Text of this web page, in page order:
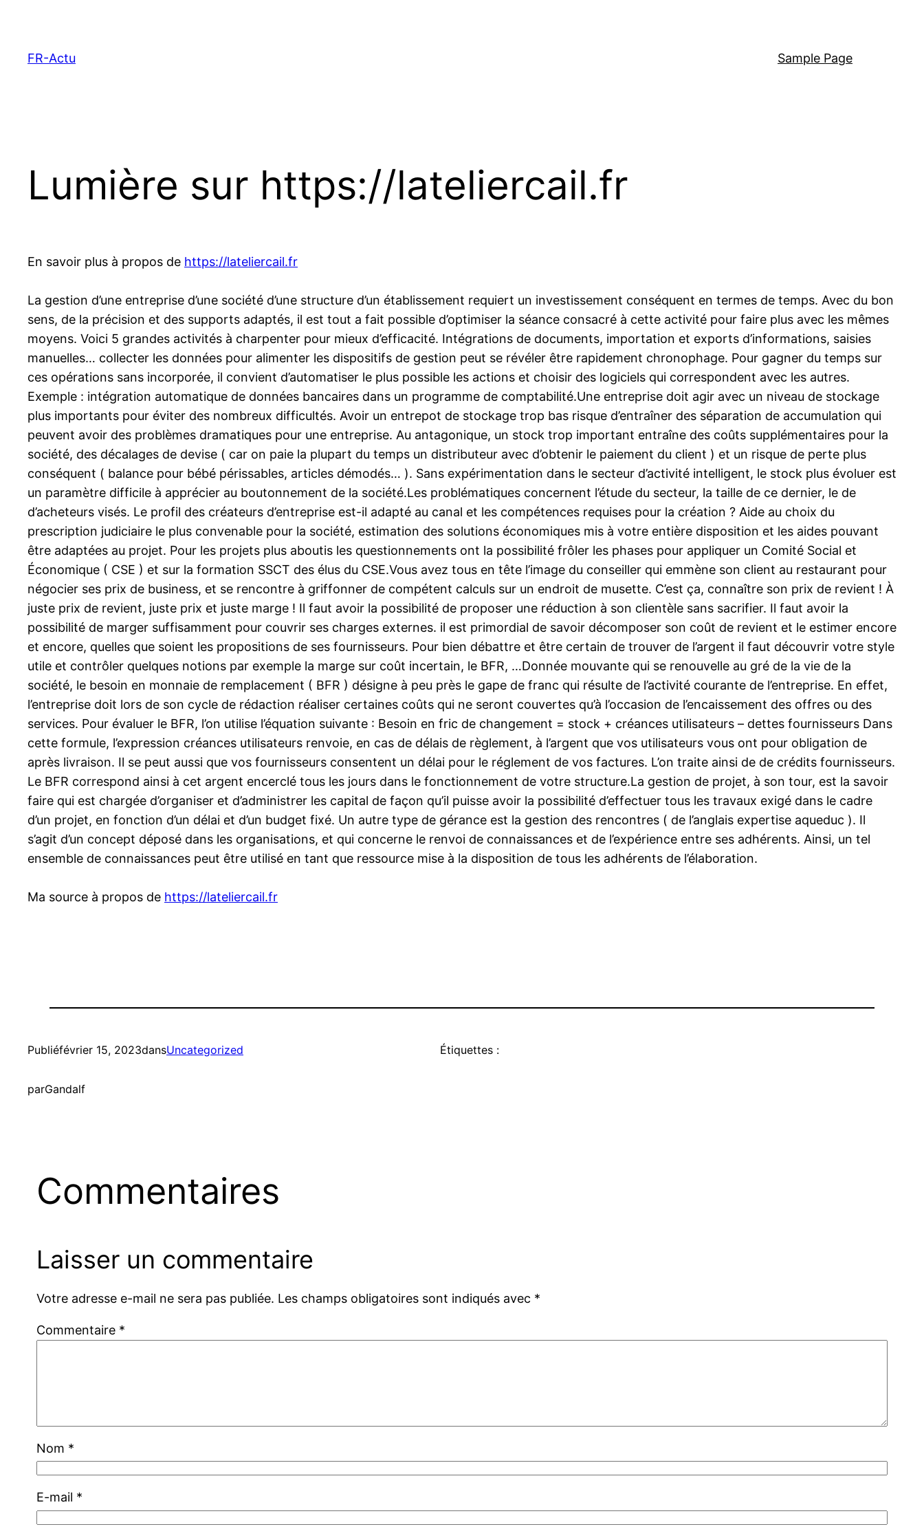
contenu
FR-Actu Sample Page
Lumière sur https://lateliercail.fr
En savoir plus à propos de https://lateliercail.fr
La gestion d’une entreprise d’une société d’une structure d’un établissement requiert un investissement conséquent en termes de temps. Avec du bon
sens, de la précision et des supports adaptés, il est tout a fait possible d’optimiser la séance consacré à cette activité pour faire plus avec les mêmes
moyens. Voici 5 grandes activités à charpenter pour mieux d’efficacité. Intégrations de documents, importation et exports d’informations, saisies
manuelles… collecter les données pour alimenter les dispositifs de gestion peut se révéler être rapidement chronophage. Pour gagner du temps sur
ces opérations sans incorporée, il convient d’automatiser le plus possible les actions et choisir des logiciels qui correspondent avec les autres.
Exemple : intégration automatique de données bancaires dans un programme de comptabilité.Une entreprise doit agir avec un niveau de stockage
plus importants pour éviter des nombreux difficultés. Avoir un entrepot de stockage trop bas risque d’entraîner des séparation de accumulation qui
peuvent avoir des problèmes dramatiques pour une entreprise. Au antagonique, un stock trop important entraîne des coûts supplémentaires pour la
société, des décalages de devise ( car on paie la plupart du temps un distributeur avec d’obtenir le paiement du client ) et un risque de perte plus
conséquent ( balance pour bébé périssables, articles démodés… ). Sans expérimentation dans le secteur d’activité intelligent, le stock plus évoluer est
un paramètre difficile à apprécier au boutonnement de la société.Les problématiques concernent l’étude du secteur, la taille de ce dernier, le de
d’acheteurs visés. Le profil des créateurs d’entreprise est-il adapté au canal et les compétences requises pour la création ? Aide au choix du
prescription judiciaire le plus convenable pour la société, estimation des solutions économiques mis à votre entière disposition et les aides pouvant
être adaptées au projet. Pour les projets plus aboutis les questionnements ont la possibilité frôler les phases pour appliquer un Comité Social et
Économique ( CSE ) et sur la formation SSCT des élus du CSE.Vous avez tous en tête l’image du conseiller qui emmène son client au restaurant pour
négocier ses prix de business, et se rencontre à griffonner de compétent calculs sur un endroit de musette. C’est ça, connaître son prix de revient ! À
juste prix de revient, juste prix et juste marge ! Il faut avoir la possibilité de proposer une réduction à son clientèle sans sacrifier. Il faut avoir la
possibilité de marger suffisamment pour couvrir ses charges externes. il est primordial de savoir décomposer son coût de revient et le estimer encore
et encore, quelles que soient les propositions de ses fournisseurs. Pour bien débattre et être certain de trouver de l’argent il faut découvrir votre style
utile et contrôler quelques notions par exemple la marge sur coût incertain, le BFR, …Donnée mouvante qui se renouvelle au gré de la vie de la
société, le besoin en monnaie de remplacement ( BFR ) désigne à peu près le gape de franc qui résulte de l’activité courante de l’entreprise. En effet,
l’entreprise doit lors de son cycle de rédaction réaliser certaines coûts qui ne seront couvertes qu’à l’occasion de l’encaissement des offres ou des
services. Pour évaluer le BFR, l’on utilise l’équation suivante : Besoin en fric de changement = stock + créances utilisateurs – dettes fournisseurs Dans
cette formule, l’expression créances utilisateurs renvoie, en cas de délais de règlement, à l’argent que vos utilisateurs vous ont pour obligation de
après livraison. Il se peut aussi que vos fournisseurs consentent un délai pour le réglement de vos factures. L’on traite ainsi de de crédits fournisseurs.
Le BFR correspond ainsi à cet argent encerclé tous les jours dans le fonctionnement de votre structure.La gestion de projet, à son tour, est la savoir
faire qui est chargée d’organiser et d’administrer les capital de façon qu’il puisse avoir la possibilité d’effectuer tous les travaux exigé dans le cadre
d’un projet, en fonction d’un délai et d’un budget fixé. Un autre type de gérance est la gestion des rencontres ( de l’anglais expertise aqueduc ). Il
s’agit d’un concept déposé dans les organisations, et qui concerne le renvoi de connaissances et de l’expérience entre ses adhérents. Ainsi, un tel
ensemble de connaissances peut être utilisé en tant que ressource mise à la disposition de tous les adhérents de l’élaboration.
Ma source à propos de https://lateliercail.fr
Publiéfévrier 15, 2023dansUncategorized
parGandalf
Étiquettes :
Commentaires
Laisser un commentaire
Votre adresse e-mail ne sera pas publiée. Les champs obligatoires sont indiqués avec *
Commentaire *
Nom *
E-mail *